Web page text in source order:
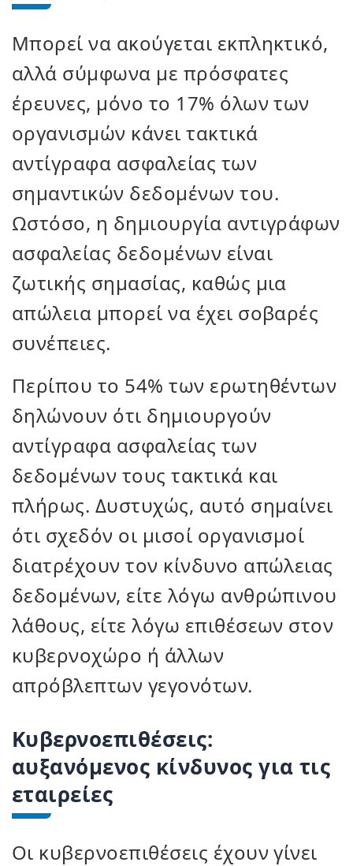
Μπορεί να ακούγεται εκπληκτικό,
αλλά σύμφωνα με πρόσφατες
έρευνες, μόνο το 17% όλων των
οργανισμών κάνει τακτικά
αντίγραφα ασφαλείας των
σημαντικών δεδομένων του.
Ωστόσο, η δημιουργία αντιγράφων
ασφαλείας δεδομένων είναι
ζωτικής σημασίας, καθώς μια
απώλεια μπορεί να έχει σοβαρές
συνέπειες.
Περίπου το 54% των ερωτηθέντων
δηλώνουν ότι δημιουργούν
αντίγραφα ασφαλείας των
δεδομένων τους τακτικά και
πλήρως. Δυστυχώς, αυτό σημαίνει
ότι σχεδόν οι μισοί οργανισμοί
διατρέχουν τον κίνδυνο απώλειας
δεδομένων, είτε λόγω ανθρώπινου
λάθους, είτε λόγω επιθέσεων στον
κυβερνοχώρο ή άλλων
απρόβλεπτων γεγονότων.
Κυβερνοεπιθέσεις:
αυξανόμενος κίνδυνος για τις
εταιρείες
Οι κυβερνοεπιθέσεις έχουν γίνει